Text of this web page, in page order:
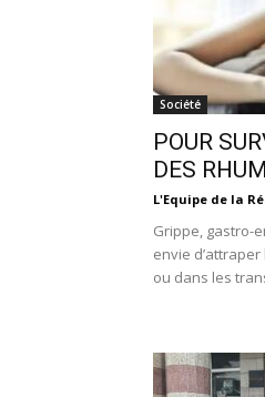
Société
POUR
DES
L'Equipe de la
Grippe, gastro-
envie
ou dans les